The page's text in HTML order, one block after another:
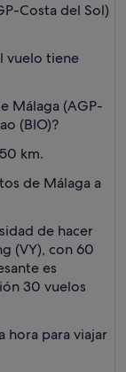
Costa del Sol)
vuelo tiene
Málaga (AGP-
(BIO)?
km.
de Málaga a
de hacer
(VY), con 60
es
30 vuelos
hora para viajar